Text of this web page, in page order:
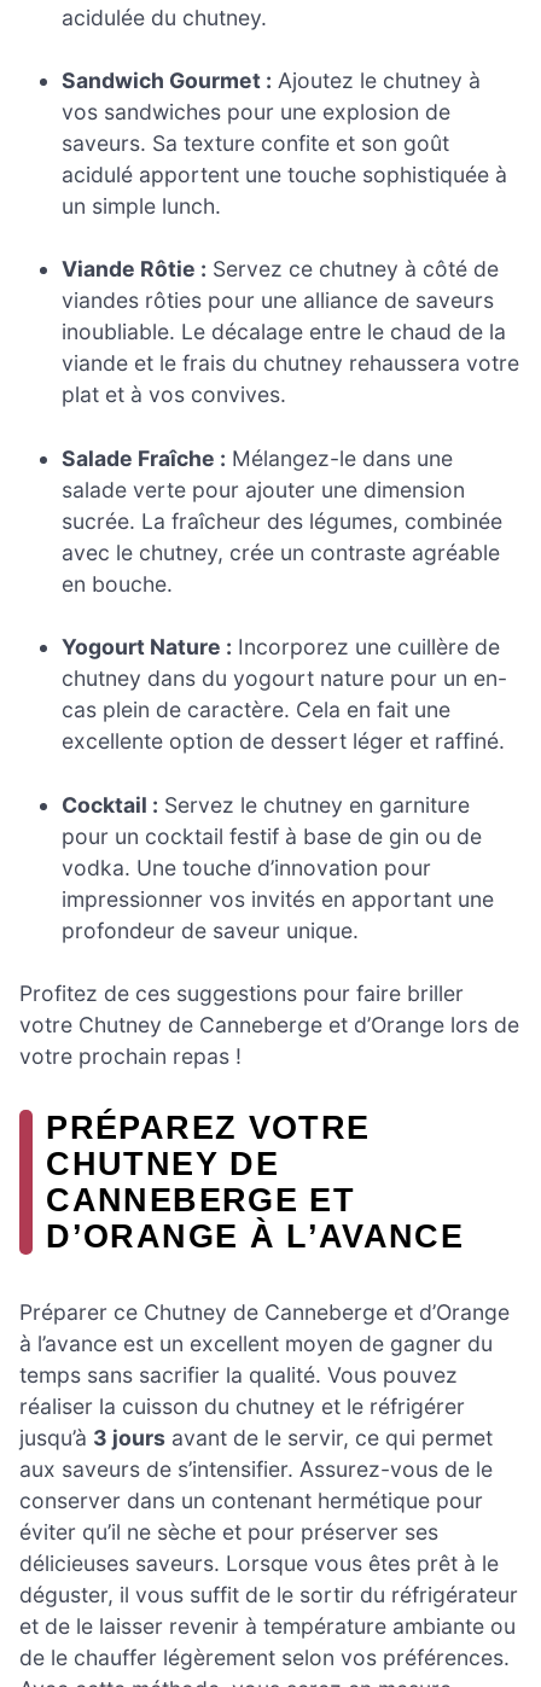
acidulée du chutney.
Sandwich Gourmet : Ajoutez le chutney à
vos sandwiches pour une explosion de
saveurs. Sa texture confite et son goût
acidulé apportent une touche sophistiquée à
un simple lunch.
Viande Rôtie : Servez ce chutney à côté de
viandes rôties pour une alliance de saveurs
inoubliable. Le décalage entre le chaud de la
viande et le frais du chutney rehaussera votre
plat et à vos convives.
Salade Fraîche : Mélangez-le dans une
salade verte pour ajouter une dimension
sucrée. La fraîcheur des légumes, combinée
avec le chutney, crée un contraste agréable
en bouche.
Yogourt Nature : Incorporez une cuillère de
chutney dans du yogourt nature pour un en-
cas plein de caractère. Cela en fait une
excellente option de dessert léger et raffiné.
Cocktail : Servez le chutney en garniture
pour un cocktail festif à base de gin ou de
vodka. Une touche d’innovation pour
impressionner vos invités en apportant une
profondeur de saveur unique.
Profitez de ces suggestions pour faire briller
votre Chutney de Canneberge et d’Orange lors de
votre prochain repas !
PRÉPAREZ VOTRE
CHUTNEY DE
CANNEBERGE ET
D’ORANGE À L’AVANCE
Préparer ce Chutney de Canneberge et d’Orange
à l’avance est un excellent moyen de gagner du
temps sans sacrifier la qualité. Vous pouvez
réaliser la cuisson du chutney et le réfrigérer
jusqu’à 3 jours avant de le servir, ce qui permet
aux saveurs de s’intensifier. Assurez-vous de le
conserver dans un contenant hermétique pour
éviter qu’il ne sèche et pour préserver ses
délicieuses saveurs. Lorsque vous êtes prêt à le
déguster, il vous suffit de le sortir du réfrigérateur
et de le laisser revenir à température ambiante ou
de le chauffer légèrement selon vos préférences.